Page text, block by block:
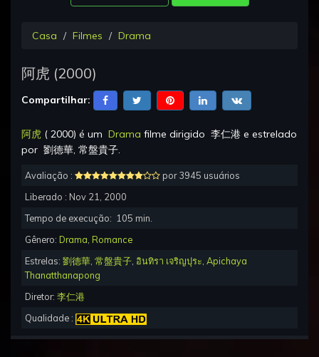
Casa Filmes Drama
阿虎 (2000)
Compartilhar:
阿虎 ( 2000) é um Drama filme dirigido 李仁港 e estrelado
por 劉德華, 常盤貴子.
Avaliação :
por 3945 usuários
Liberado : Nov 21, 2000
Tempo de execução: 105 min.
Gênero: Drama Romance
Estrelas: 劉德華 常盤貴子 อินทิรา เจริญปุระ Apichaya
Thanatthanapong
Diretor: 李仁港
Qualidade :